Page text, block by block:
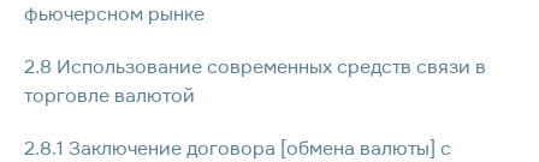
фьючерсном рынке
2.8 Использование современных средств связи в
торговле валютой
2.8.1 Заключение договора [обмена валюты] с